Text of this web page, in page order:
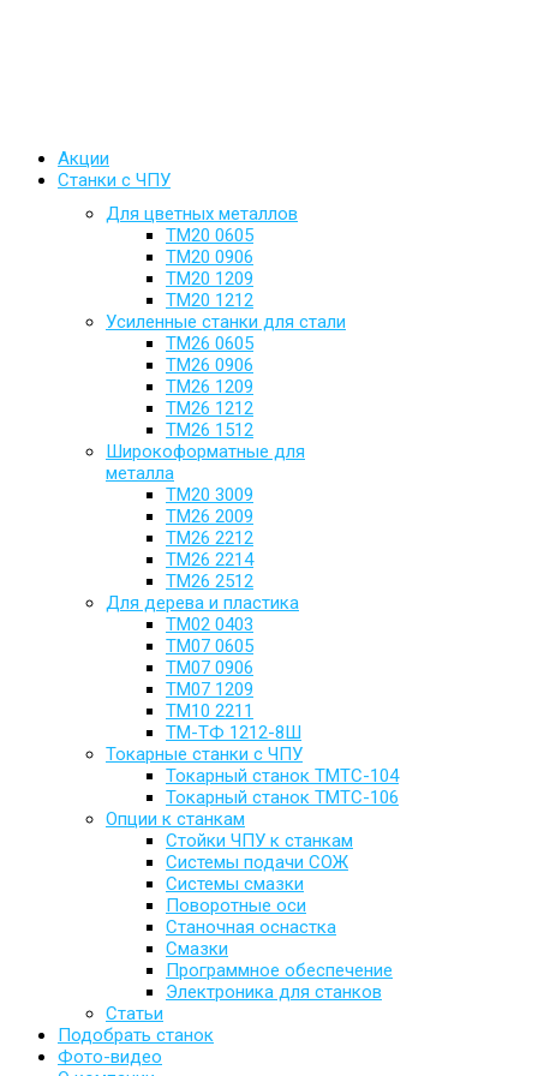
Акции
Станки с ЧПУ
Для цветных металлов
ТМ20 0605
ТМ20 0906
ТМ20 1209
ТМ20 1212
Усиленные станки для стали
ТМ26 0605
ТМ26 0906
ТМ26 1209
ТМ26 1212
ТМ26 1512
Широкоформатные для
металла
ТМ20 3009
ТМ26 2009
ТМ26 2212
ТМ26 2214
ТМ26 2512
Для дерева и пластика
ТМ02 0403
ТМ07 0605
ТМ07 0906
ТМ07 1209
ТМ10 2211
ТМ-ТФ 1212-8Ш
Токарные станки с ЧПУ
Токарный станок TMTC-104
Токарный станок TMTC-106
Опции к станкам
Стойки ЧПУ к станкам
Системы подачи СОЖ
Системы смазки
Поворотные оси
Станочная оснастка
Смазки
Программное обеспечение
Электроника для станков
Статьи
Подобрать станок
Фото-видео